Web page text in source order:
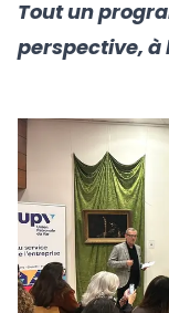
Tout un
perspective, à